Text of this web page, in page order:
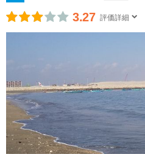
3.27 評価詳細